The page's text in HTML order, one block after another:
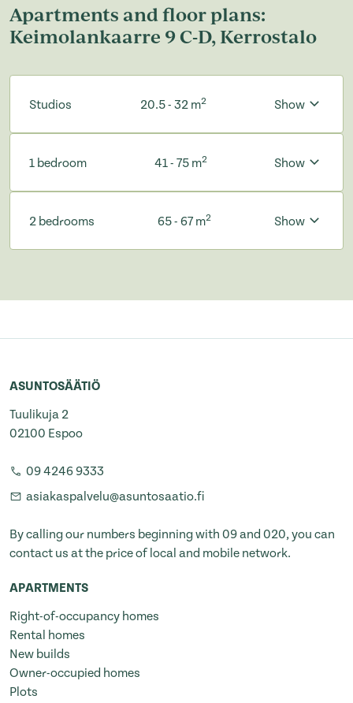
Apartments and floor plans:
Keimolankaarre 9 C-D, Kerrostalo
Studios 20.5 - 32 m2 Show
1 bedroom 41 - 75 m2 Show
2 bedrooms 65 - 67 m2 Show
ASUNTOSÄÄTIÖ
Tuulikuja 2
02100 Espoo
09 4246 9333
asiakaspalvelu@asuntosaatio.fi
By calling our numbers beginning with 09 and 020, you can
contact us at the price of local and mobile network.
APARTMENTS
Right-of-occupancy homes
Rental homes
New builds
Owner-occupied homes
Plots